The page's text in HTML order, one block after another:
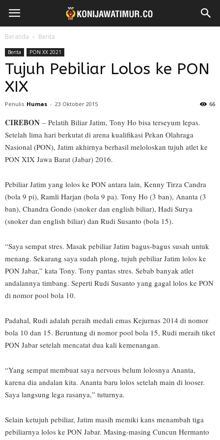
Beranda Berita
Berita PON XX 2021
Tujuh Pebiliar Lolos ke PON
XIX
Penulis Humas - 23 Oktober 2015 66
CIREBON – Pelatih Biliar Jatim, Tony Ho bisa terseyum lepas.
Setelah lima hari berkutat di arena kualifikasi Pekan Olahraga
Nasional (PON), Jatim akhirnya berhasil meloloskan tujuh atlet ke
PON XIX Jawa Barat (Jabar) 2016.
Pebiliar Jatim yang lolos ke PON antara lain, Kenny Tirza Candra
(bola 9 pi), Ramli Harjan (bola 9 pa). Tony Ho (3 ban), Ananta (3
ban), Chandra Gondo (snoker dan english biliar), Hadi Surya
(snoker dan english biliar) dan Rudi Susanto (bola 15).
“Saya sempat stres. Masak pebiliar Jatim bagus-bagus susah untuk
menang. Sekarang saya sudah plong, tujuh pebiliar Jatim lolos ke
PON Jabar,” kata Tony. Tony pantas stres. Sebab banyak atlet
andalannya timbang. Seperti Rudi Susanto yang gagal lolos ke PON
di nomor pool bola 10.
Padahal, Rudi adalah peraih medali emas Kejurnas 2014 di nomor
bola 10 dan 15. Beruntung di nomor pool bola 15, Rudi meraih tiket
PON Jabar setelah mencatat dua kali kemenangan.
“Yang sempat membuat saya nervous belum lolosnya Ananta,
karena dia andalan kita. Ananta baru lolos setelah main di looser.
Saya langsung lega rasanya,” tuturnya.
Selain ketujuh pebiliar, Jatim masih memiki kans menambah tiga
pebiliarnya lolos ke PON Jabar. Masing-masing Cuncun Hermanto